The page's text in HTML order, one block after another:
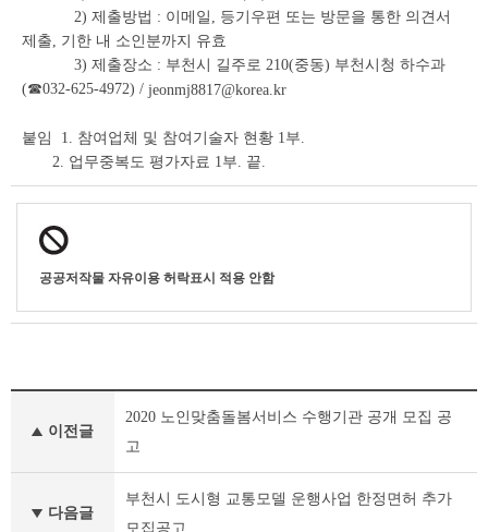
2) 제출방법 : 이메일, 등기우편 또는 방문을 통한 의견서
제출, 기한 내 소인분까지 유효
3) 제출장소 : 부천시 길주로 210(중동) 부천시청 하수과
(☎032-625-4972) / jeonmj8817@korea.kr
붙임 1. 참여업체 및 참여기술자 현황 1부.
2. 업무중복도 평가자료 1부. 끝.
공공저작물 자유이용 허락표시 적용 안함
이전글
2020 노인맞춤돌봄서비스 수행기관 공개 모집 공
고
다음글
부천시 도시형 교통모델 운행사업 한정면허 추가
모집공고